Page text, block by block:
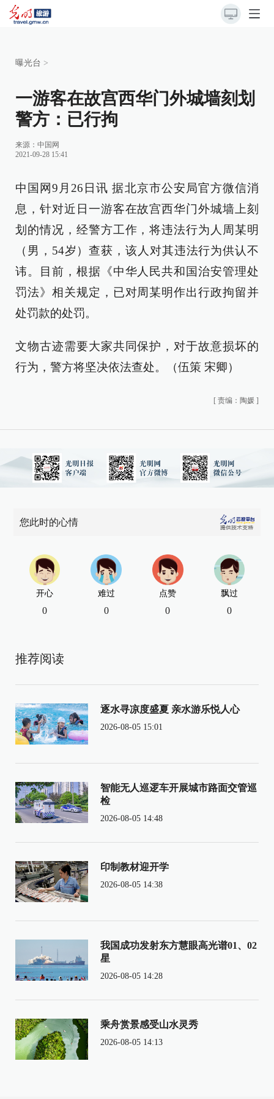
曝光台 >
一游客在故宫西华门外城墙刻划
警方：已行拘
来源： 中国网
2021-09-28 15:41
中国网9月26日讯 据北京市公安局官方微信消
息，针对近日一游客在故宫西华门外城墙上刻
划的情况，经警方工作，将违法行为人周某明
（男，54岁）查获，该人对其违法行为供认不
讳。目前，根据《中华人民共和国治安管理处
罚法》相关规定，已对周某明作出行政拘留并
处罚款的处罚。
文物古迹需要大家共同保护，对于故意损坏的
行为，警方将坚决依法查处。（伍策 宋卿）
[ 责编：陶媛 ]
您此时的心情
开心
0
难过
0
点赞
0
飘过
0
推荐阅读
逐水寻凉度盛夏 亲水游乐悦人心
2026-08-05 15:01
智能无人巡逻车开展城市路面交管巡
检
2026-08-05 14:48
印制教材迎开学
2026-08-05 14:38
我国成功发射东方慧眼高光谱01、02
星
2026-08-05 14:28
乘舟赏景感受山水灵秀
2026-08-05 14:13